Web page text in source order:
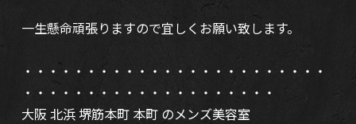
一生懸命頑張りますので宜しくお願い致します。
・・・・・・・・・・・・・・・・・・・・・・・・
・・・・・・・・・・・・・・・・・・・・
大阪 北浜 堺筋本町 本町 のメンズ美容室